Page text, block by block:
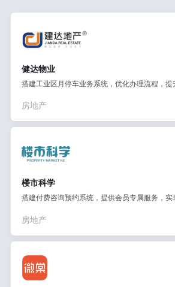
健达物业
搭建工业区月停车业务系统，优化办理流程，提
房地产
楼市科学
搭建付费咨询预约系统，提供会员专属服务，
房地产